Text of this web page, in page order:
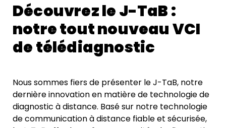
Découvrez le J-TaB :
notre tout nouveau VCI
de télédiagnostic
Nous sommes fiers de présenter le J-TaB, notre
dernière innovation en matière de technologie de
diagnostic à distance. Basé sur notre technologie
de communication à distance fiable et sécurisée,